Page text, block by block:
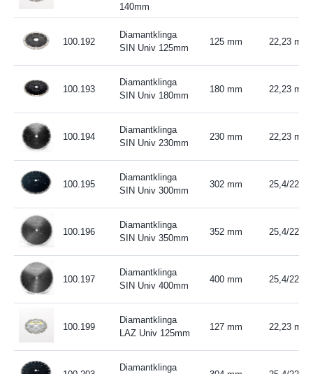
140mm
100.192
Diamantklinga
SIN Univ 125mm
125 mm 22,23 mm
100.193
Diamantklinga
SIN Univ 180mm
180 mm 22,23 mm
100.194
Diamantklinga
SIN Univ 230mm
230 mm 22,23 mm
100.195
Diamantklinga
SIN Univ 300mm
302 mm 25,4/
100.196
Diamantklinga
SIN Univ 350mm
352 mm 25,4/
100.197
Diamantklinga
SIN Univ 400mm
400 mm 25,4/
100.199
Diamantklinga
LAZ Univ 125mm
127 mm 22,23 mm
Diamantklinga